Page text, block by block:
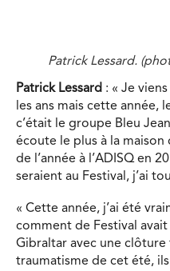
Patrick Lessard.
Patrick Lessard : « Je
les ans mais cette année,
c’était le groupe Bleu
écoute le plus à la
de l’année à l’ADISQ en
seraient au Festival, j’ai
« Cette année, j’ai été
comment de Festival
Gibraltar avec une
traumatisme de cet été,